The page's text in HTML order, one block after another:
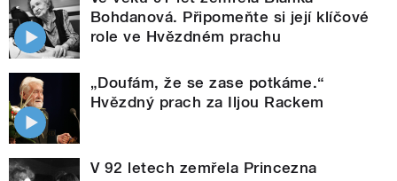
Bohdanová. Připomeňte si její klíčové
role ve Hvězdném prachu
„Doufám, že se zase potkáme.“
Hvězdný prach za Iljou Rackem
V 92 letech zemřela Princezna